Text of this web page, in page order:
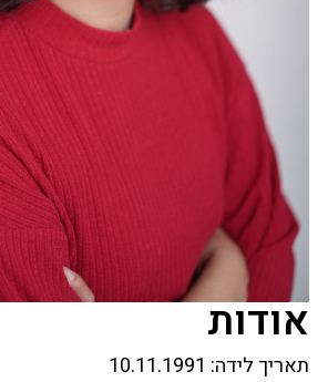
אודות
תאריך לידה: